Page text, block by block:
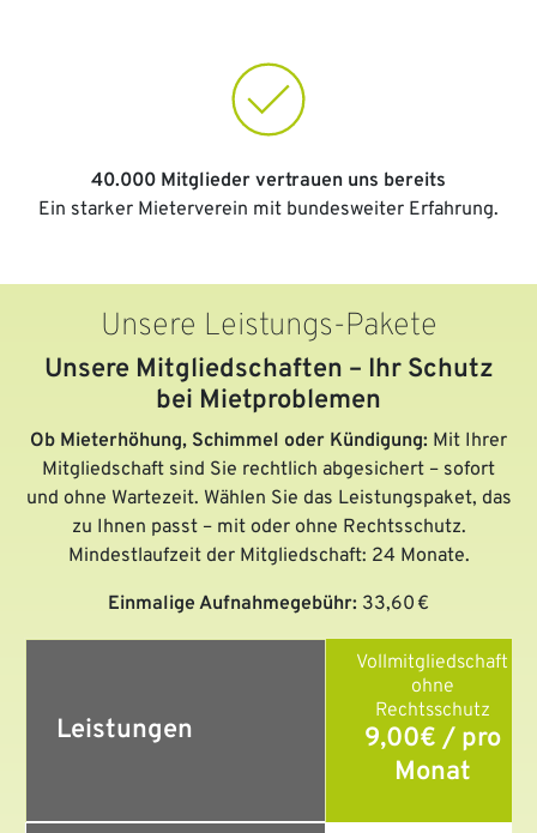
40.000 Mitglieder vertrauen uns bereits
Ein starker Mieterverein mit bundesweiter Erfahrung.
Unsere Leistungs-Pakete
Unsere Mitgliedschaften – Ihr Schutz
bei Mietproblemen
Ob Mieterhöhung, Schimmel oder Kündigung: Mit Ihrer
Mitgliedschaft sind Sie rechtlich abgesichert – sofort
und ohne Wartezeit. Wählen Sie das Leistungspaket, das
zu Ihnen passt – mit oder ohne Rechtsschutz.
Mindestlaufzeit der Mitgliedschaft: 24 Monate.
Einmalige Aufnahmegebühr: 33,60 €
Leistungen
Vollmitgliedschaft
ohne
Rechtsschutz
9,00€ / pro
Monat